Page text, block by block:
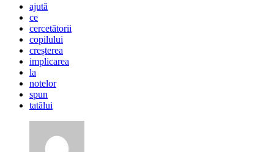
ajută
ce
cercetătorii
copilului
creșterea
implicarea
la
notelor
spun
tatălui